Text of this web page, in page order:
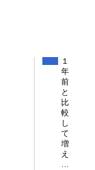
１
年
前
と
比
較
し
て
増
え